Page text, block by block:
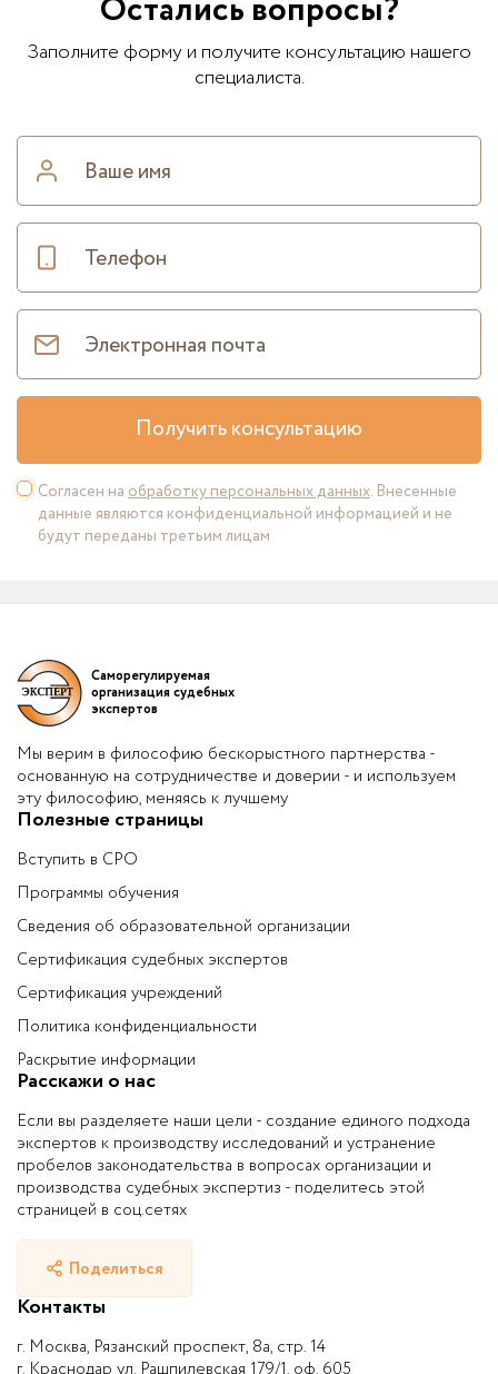
Остались вопросы?
Заполните форму и получите консультацию нашего
специалиста.
Получить консультацию
Согласен на обработку персональных данных. Внесенные
данные являются конфиденциальной информацией и не
будут переданы третьим лицам
Саморегулируемая
организация судебных
экспертов
Мы верим в философию бескорыстного партнерства -
основанную на сотрудничестве и доверии - и используем
эту философию, меняясь к лучшему
Полезные страницы
Вступить в СРО
Программы обучения
Сведения об образовательной организации
Сертификация судебных экспертов
Сертификация учреждений
Политика конфиденциальности
Раскрытие информации
Расскажи о нас
Если вы разделяете наши цели - создание единого подхода
экспертов к производству исследований и устранение
пробелов законодательства в вопросах организации и
производства судебных экспертиз - поделитесь этой
страницей в соц.сетях
Поделиться
Контакты
г. Москва, Рязанский проспект, 8а, стр. 14